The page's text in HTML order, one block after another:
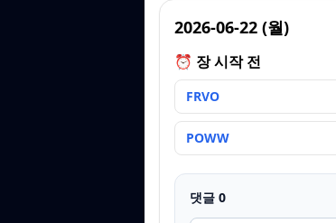
2026-06-22 (월)
⏰ 장 시작 전
FRVO
POWW
댓글 0